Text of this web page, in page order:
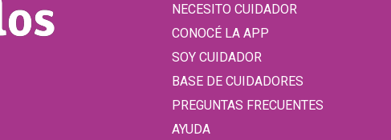
NECESITO CUIDADOR
CONOCÉ LA APP
SOY CUIDADOR
BASE DE CUIDADORES
PREGUNTAS FRECUENTES
AYUDA